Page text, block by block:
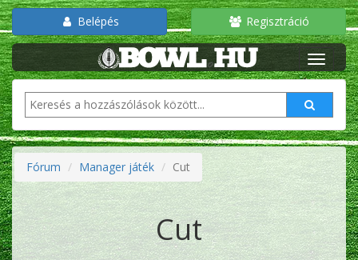
Belépés Regisztráció
Fórum Manager játék Cut
Cut